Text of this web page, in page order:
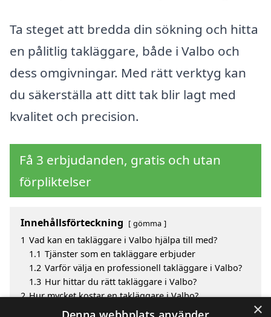
Ta steget att bredda din sökning och hitta
en pålitlig takläggare, både i Valbo och
dess omgivningar. Med rätt verktyg kan
du säkerställa att ditt tak blir lagt med
kvalitet och precision.
Få 3 erbjudanden, gratis och utan
förpliktelser
Innehållsförteckning gömma
1 Vad kan en takläggare i Valbo hjälpa till med?
1.1 Tjänster som en takläggare erbjuder
1.2 Varför välja en professionell takläggare i Valbo?
1.3 Hur hittar du rätt takläggare i Valbo?
2 Hur mycket kostar en takläggare i Valbo?
Fördelar med att välja takläggare i Valbo ×